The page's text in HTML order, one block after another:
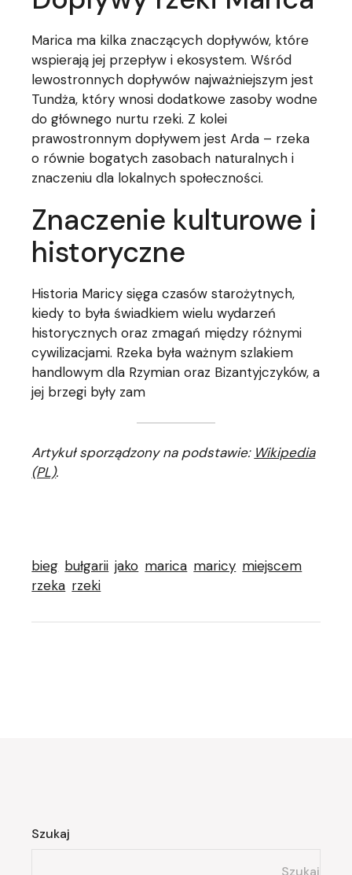
Marica ma kilka znaczących dopływów, które
wspierają jej przepływ i ekosystem. Wśród
lewostronnych dopływów najważniejszym jest
Tundża, który wnosi dodatkowe zasoby wodne
do głównego nurtu rzeki. Z kolei
prawostronnym dopływem jest Arda – rzeka
o równie bogatych zasobach naturalnych i
znaczeniu dla lokalnych społeczności.
Znaczenie kulturowe i
historyczne
Historia Maricy sięga czasów starożytnych,
kiedy to była świadkiem wielu wydarzeń
historycznych oraz zmagań między różnymi
cywilizacjami. Rzeka była ważnym szlakiem
handlowym dla Rzymian oraz Bizantyjczyków, a
jej brzegi były zam
Artykuł sporządzony na podstawie: Wikipedia
(PL).
bieg bułgarii jako marica maricy miejscem
rzeka rzeki
Szukaj
Szukaj